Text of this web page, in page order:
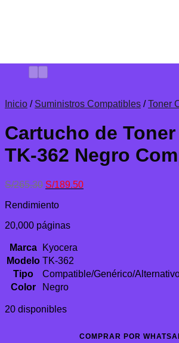
Inicio / Suministros Compatibles / Toner
Cartucho de
TK-362 Negro
S/265.30 El
original
S/265.30.
S/189.50El
Rendimiento
20,000 páginas
Marca
Kyocera
Modelo TK-362
Tipo
Compatible/Genérico/
Color
Negro
20 disponibles
COMPRAR POR